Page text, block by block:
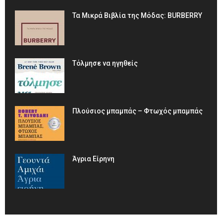
Τα Μικρά Βιβλία της Μόδας: BURBERRY
Τόλμησε να ηγηθείς
Πλούσιος μπαμπάς – Φτωχός μπαμπάς
Άγρια Είρηνη